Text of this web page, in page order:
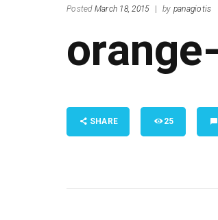
Posted March 18, 2015 by panagiotis
SHARE 25